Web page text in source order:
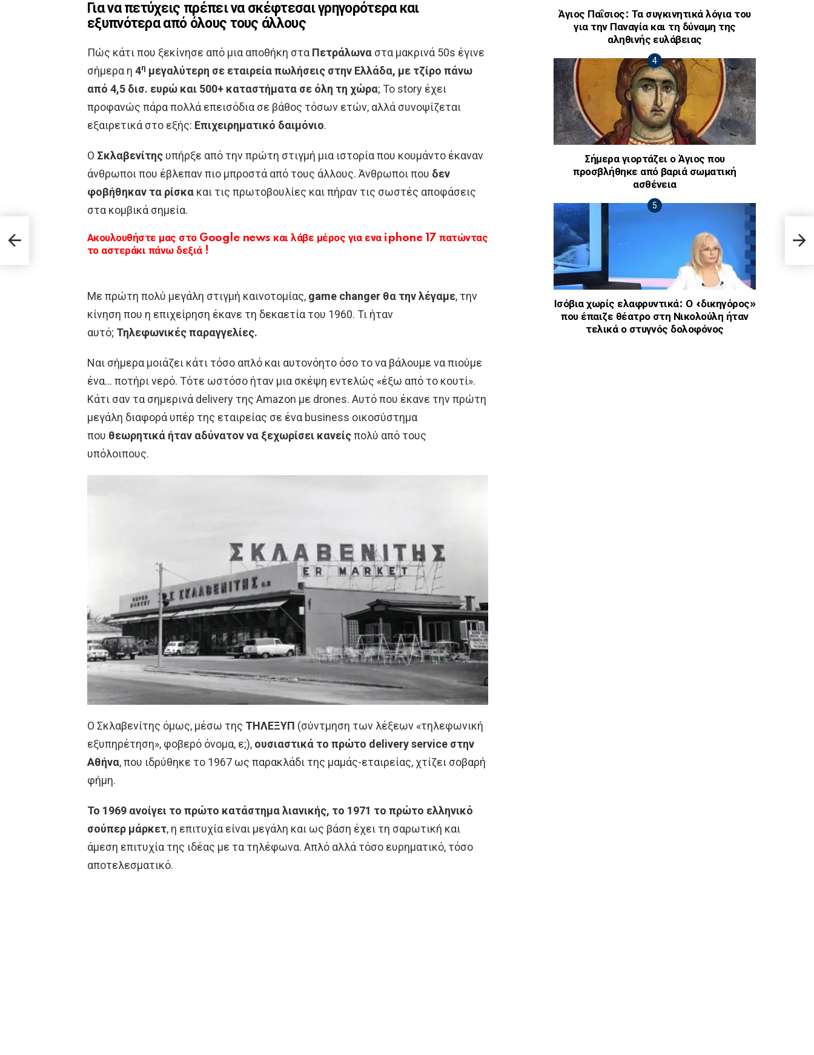
Για να πετύχεις πρέπει να σκέφτεσαι γρηγορότερα και
εξυπνότερα από όλους τους άλλους
Πώς κάτι που ξεκίνησε από μια αποθήκη στα Πετράλωνα στα μακρινά 50s έγινε
σήμερα η 4η μεγαλύτερη σε εταιρεία πωλήσεις στην Ελλάδα, με τζίρο πάνω
από 4,5 δισ. ευρώ και 500+ καταστήματα σε όλη τη χώρα; Το story έχει
προφανώς πάρα πολλά επεισόδια σε βάθος τόσων ετών, αλλά συνοψίζεται
εξαιρετικά στο εξής: Επιχειρηματικό δαιμόνιο.
Ο Σκλαβενίτης υπήρξε από την πρώτη στιγμή μια ιστορία που κουμάντο έκαναν
άνθρωποι που έβλεπαν πιο μπροστά από τους άλλους. Άνθρωποι που δεν
φοβήθηκαν τα ρίσκα και τις πρωτοβουλίες και πήραν τις σωστές αποφάσεις
στα κομβικά σημεία.
Ακουλουθήστε μας στο Google news και λάβε μέρος για ενα iphone 17 πατώντας
το αστεράκι πάνω δεξιά !
Με πρώτη πολύ μεγάλη στιγμή καινοτομίας, game changer θα την λέγαμε, την
κίνηση που η επιχείρηση έκανε τη δεκαετία του 1960. Τι ήταν
αυτό; Τηλεφωνικές παραγγελίες.
Ναι σήμερα μοιάζει κάτι τόσο απλό και αυτονόητο όσο το να βάλουμε να πιούμε
ένα… ποτήρι νερό. Τότε ωστόσο ήταν μια σκέψη εντελώς «έξω από το κουτί».
Κάτι σαν τα σημερινά delivery της Amazon με drones. Αυτό που έκανε την πρώτη
μεγάλη διαφορά υπέρ της εταιρείας σε ένα business οικοσύστημα
που θεωρητικά ήταν αδύνατον να ξεχωρίσει κανείςπολύ από τους
υπόλοιπους.
Ο Σκλαβενίτης όμως, μέσω της ΤΗΛΕΞΥΠ (σύντμηση των λέξεων «τηλεφωνική
εξυπηρέτηση», φοβερό όνομα, ε;), ουσιαστικά το πρώτο delivery service στην
Αθήνα, που ιδρύθηκε το 1967 ως παρακλάδι της μαμάς-εταιρείας, χτίζει σοβαρή
φήμη.
Το 1969 ανοίγει το πρώτο κατάστημα λιανικής, το 1971 το πρώτο ελληνικό
σούπερ μάρκετ, η επιτυχία είναι μεγάλη και ως βάση έχει τη σαρωτική και
άμεση επιτυχία της ιδέας με τα τηλέφωνα. Απλό αλλά τόσο ευρηματικό, τόσο
αποτελεσματικό.
Άγιος Παΐσιος: Τα συγκινητικά λόγια του
για την Παναγία και τη δύναμη της
αληθινής ευλάβειας
Σήμερα γιορτάζει ο Άγιος που
προσβλήθηκε από βαριά σωματική
ασθένεια
Ισόβια χωρίς ελαφρυντικά: Ο «δικηγόρος»
που έπαιζε θέατρο στη Νικολούλη ήταν
τελικά ο στυγνός δολοφόνος